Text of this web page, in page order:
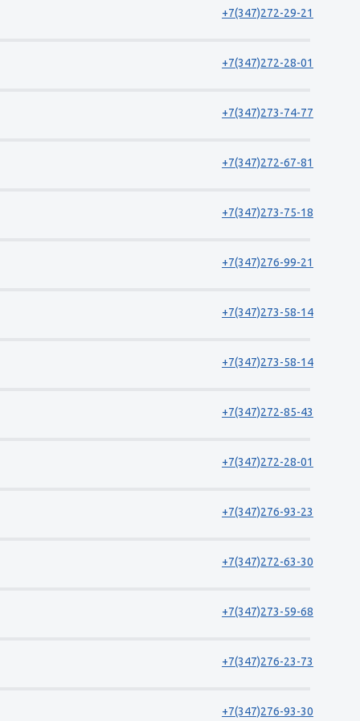
+7(347)272-29-21
+7(347)272-28-01
+7(347)273-74-77
+7(347)272-67-81
+7(347)273-75-18
+7(347)276-99-21
+7(347)273-58-14
+7(347)273-58-14
+7(347)272-85-43
+7(347)272-28-01
+7(347)276-93-23
+7(347)272-63-30
+7(347)273-59-68
+7(347)276-23-73
+7(347)276-93-30